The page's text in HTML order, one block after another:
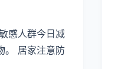
感人群今日减
。 居家注意防